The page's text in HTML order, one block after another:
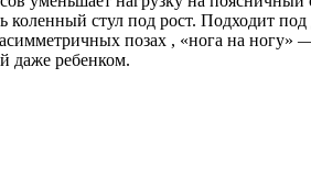
стул под рост. Подходит
асимметричных позах , «нога на
даже ребенком.